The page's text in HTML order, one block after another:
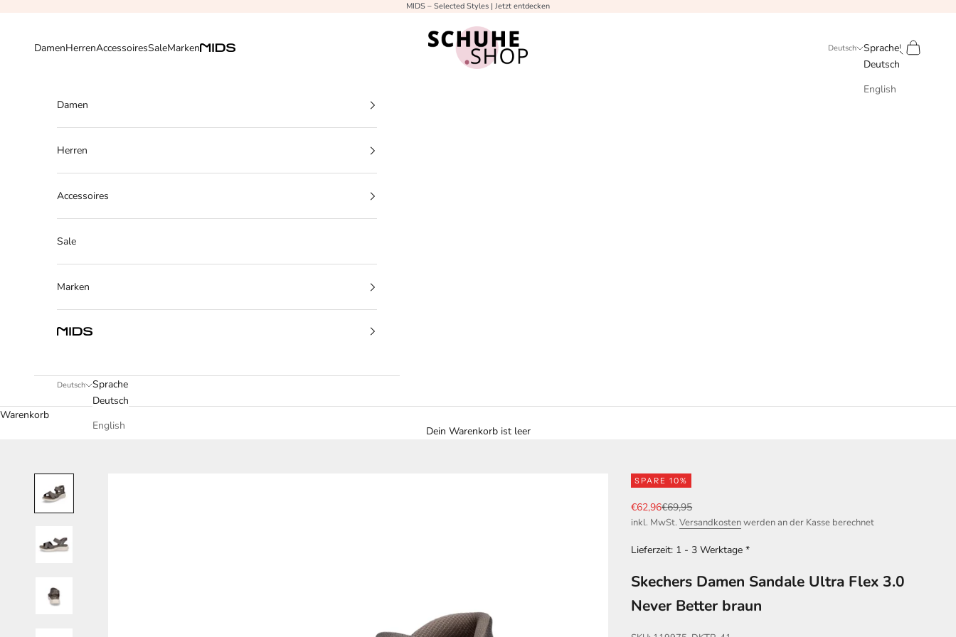
MIDS – Selected Styles | Jetzt entdecken
Schuhe.Shop
DamenHerrenAccessoiresSaleMarken Deutsch
Sprache
Deutsch
English
SuchenWarenkorb
Damen
Herren
Accessoires
Sale
Marken
Deutsch
Sprache
Deutsch
English
Warenkorb
Dein Warenkorb ist leer
SPARE 10%
Angebot
€62,96Regulärer Preis
€69,95
inkl. MwSt.Versandkostenwerden an der Kasse berechnet
Lieferzeit: 1 - 3 Werktage *
Skechers Damen Sandale Ultra Flex 3.0
Never Better braun